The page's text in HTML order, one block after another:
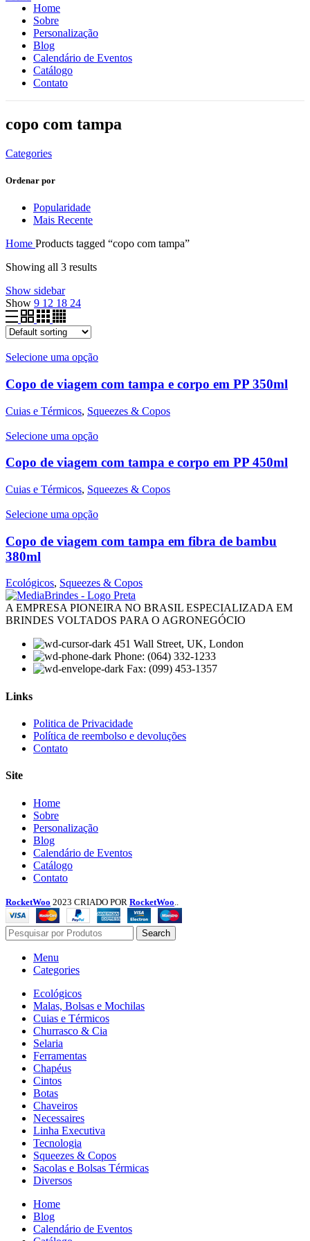
Home
Sobre
Personalização
Blog
Calendário de Eventos
Catálogo
Contato
copo com tampa
Categories
Ordenar por
Popularidade
Mais Recente
Home Products tagged “copo com tampa”
Showing all 3 results
Show sidebar
Show 9 12 18 24
Selecione uma opção
Copo de viagem com tampa e corpo em PP 350ml
Cuias e Térmicos, Squeezes & Copos
Selecione uma opção
Copo de viagem com tampa e corpo em PP 450ml
Cuias e Térmicos, Squeezes & Copos
Selecione uma opção
Copo de viagem com tampa em fibra de bambu
380ml
Ecológicos, Squeezes & Copos
A EMPRESA PIONEIRA NO BRASIL ESPECIALIZADA EM
BRINDES VOLTADOS PARA O AGRONEGÓCIO
451 Wall Street, UK, London
Phone: (064) 332-1233
Fax: (099) 453-1357
Links
Menu
Politica de Privacidade
Política de reembolso e devoluções
Contato
Site
Menu
Home
Sobre
Personalização
Blog
Calendário de Eventos
Catálogo
Contato
RocketWoo 2023 CRIADO POR RocketWoo
Search
Menu
Categories
Ecológicos
Malas, Bolsas e Mochilas
Cuias e Térmicos
Churrasco & Cia
Selaria
Ferramentas
Chapéus
Cintos
Botas
Chaveiros
Necessaires
Linha Executiva
Tecnologia
Squeezes & Copos
Sacolas e Bolsas Térmicas
Diversos
Home
Blog
Calendário de Eventos